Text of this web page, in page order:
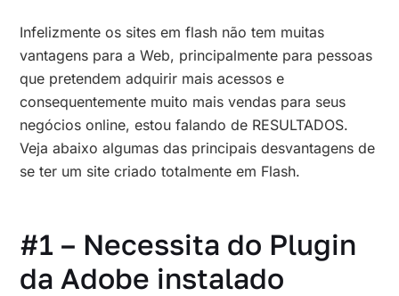
Infelizmente os sites em flash não tem muitas
vantagens para a Web, principalmente para pessoas
que pretendem adquirir mais acessos e
consequentemente muito mais vendas para seus
negócios online, estou falando de RESULTADOS.
Veja abaixo algumas das principais desvantagens de
se ter um site criado totalmente em Flash.
#1 – Necessita do Plugin
da Adobe instalado